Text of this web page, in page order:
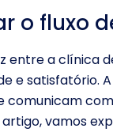
o fluxo
entre a clínica
e satisfatório.
comunicam
vamos